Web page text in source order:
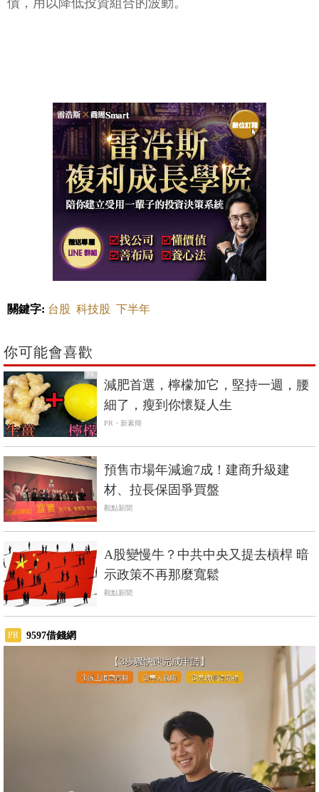
債，用以降低投資組合的波動。
關鍵字: 台股 科技股 下半年
你可能會喜歡
PR
減肥首選，檸檬加它，堅持一週，腰
細了，瘦到你懷疑人生
PR・新素簡
預售市場年減逾7成！建商升級建
材、拉長保固爭買盤
觀點新聞
A股變慢牛？中共中央又提去槓桿 暗
示政策不再那麼寬鬆
觀點新聞
PR 9597借錢網